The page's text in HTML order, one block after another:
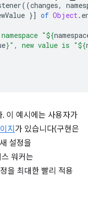
((changes,
}] of Object.
"${
}", new value is "${
이 예시에는 사용자가
지 가 있습니다(구현은
설정을
워커는
을 최대한 빨리 적용